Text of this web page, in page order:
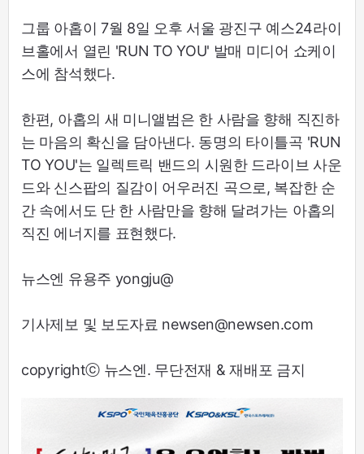
그룹 아홉이 7월 8일 오후 서울 광진구 예스24라이
브홀에서 열린 'RUN TO YOU' 발매 미디어 쇼케이
스에 참석했다.
한편, 아홉의 새 미니앨범은 한 사람을 향해 직진하
는 마음의 확신을 담아낸다. 동명의 타이틀곡 'RUN
TO YOU'는 일렉트릭 밴드의 시원한 드라이브 사운
드와 신스팝의 질감이 어우러진 곡으로, 복잡한 순
간 속에서도 단 한 사람만을 향해 달려가는 아홉의
직진 에너지를 표현했다.
뉴스엔 유용주 yongju@
기사제보 및 보도자료 newsen@newsen.com
copyrightⓒ 뉴스엔. 무단전재 & 재배포 금지